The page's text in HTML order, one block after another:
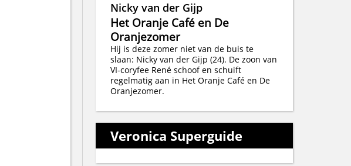
Nicky van der Gijp
Het Oranje Café en De
Oranjezomer
Hij is deze zomer niet van de buis te
slaan: Nicky van der Gijp (24). De zoon van
VI-coryfee René schoof en schuift
regelmatig aan in Het Oranje Café en De
Oranjezomer.
Veronica Superguide